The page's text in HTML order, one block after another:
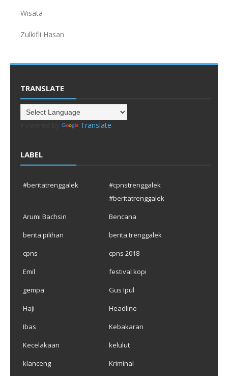
Wisata
Zulkifli Hasan
TRANSLATE
Translate
LABEL
#beritatrenggalek
#cpnstrenggalek
#beritatrenggalek
Arumi Bachsin
Bencana
berita pilihan
berita trenggalek
cpns
cpns 2018
Emil
festival kopi
gempa
Gus Ipul
Haji
Headline
Ibas
Kebakaran
Kecelakaan
kelulut
klanceng
Kriminal